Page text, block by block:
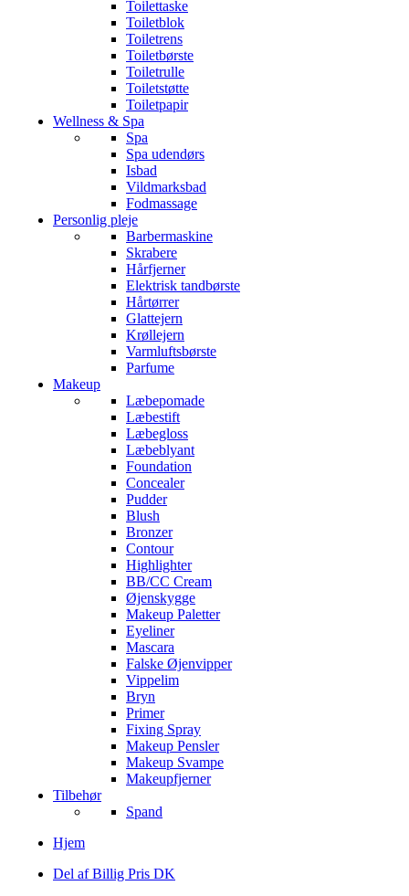
Toilettaske
Toiletblok
Toiletrens
Toiletbørste
Toiletrulle
Toiletstøtte
Toiletpapir
Wellness & Spa
Spa
Spa udendørs
Isbad
Vildmarksbad
Fodmassage
Personlig pleje
Barbermaskine
Skrabere
Hårfjerner
Elektrisk tandbørste
Hårtørrer
Glattejern
Krøllejern
Varmluftsbørste
Parfume
Makeup
Læbepomade
Læbestift
Læbegloss
Læbeblyant
Foundation
Concealer
Pudder
Blush
Bronzer
Contour
Highlighter
BB/CC Cream
Øjenskygge
Makeup Paletter
Eyeliner
Mascara
Falske Øjenvipper
Vippelim
Bryn
Primer
Fixing Spray
Makeup Pensler
Makeup Svampe
Makeupfjerner
Tilbehør
Spand
Hjem
Del af Billig Pris DK